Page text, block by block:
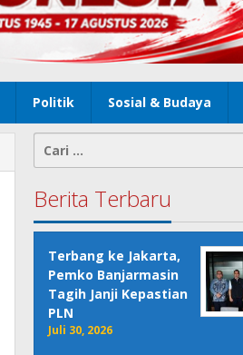
Politik Sosial & Budaya
untuk:
Berita Terbaru
Terbang ke Jakarta,
Pemko Banjarmasin
Tagih Janji Kepastian
PLN
Juli 30, 2026